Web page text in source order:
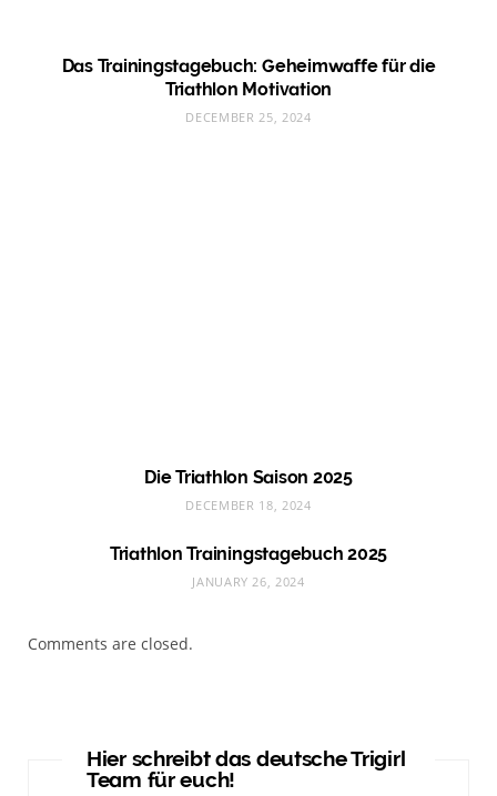
Das Trainingstagebuch: Geheimwaffe für die
Triathlon Motivation
DECEMBER 25, 2024
Die Triathlon Saison 2025
DECEMBER 18, 2024
Triathlon Trainingstagebuch 2025
JANUARY 26, 2024
Comments are closed.
Hier schreibt das deutsche Trigirl
Team für euch!